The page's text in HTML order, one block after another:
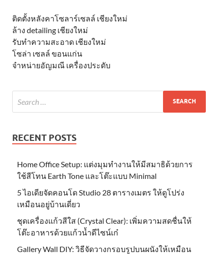
ติดตั้งหลังคาโซลาร์เซลล์ เชียงใหม่
ล้าง detailing เชียงใหม่
รับทำความสะอาด เชียงใหม่
โซล่า เซลล์ ขอนแก่น
จำหน่ายอัญมณี เครื่องประดับ
RECENT POSTS
Home Office Setup: แต่งมุมทำงานให้มีสมาธิด้วยการ
ใช้สีโทน Earth Tone และโต๊ะแบบ Minimal
5 ไอเดียจัดคอนโด Studio 28 ตารางเมตร ให้ดูโปร่ง
เหมือนอยู่บ้านเดี่ยว
ชุดเครื่องแก้วสีใส (Crystal Clear): เพิ่มความสดชื่นให้
โต๊ะอาหารด้วยแก้วน้ำดีไซน์เก๋
Gallery Wall DIY: วิธีจัดวางกรอบรูปบนผนังให้เหมือน